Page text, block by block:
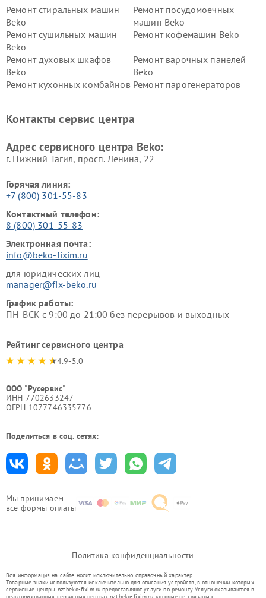
Мы принимаем
все формы оплаты
Ремонт стиральных машин
Beko
Ремонт посудомоечных
машин Beko
Ремонт сушильных машин
Beko
Ремонт кофемашин Beko
Ремонт духовых шкафов
Beko
Ремонт варочных панелей
Beko
Ремонт кухонных комбайнов Ремонт парогенераторов
Ремонт холодильников Beko Ремонт морозильных камер
Контакты сервис центра
Адрес сервисного центра Beko:
г. Нижний Тагил, просп. Ленина, 22
Горячая линия:
+7 (800) 301-55-83
Контактный телефон:
8 (800) 301-55-83
Электронная почта:
info@beko-fixim.ru
для юридических лиц
manager@fix-beko.ru
График работы:
ПН-ВСК с 9:00 до 21:00 без перерывов и выходных
Рейтинг сервисного центра
4.9-5.0
ООО "Русервис"
ИНН 7702633247
ОГРН 1077746335776
Поделиться в соц. сетях:
Политика конфиденциальности
Вся информация на сайте носит исключительно справочный характер.
Товарные знаки используются исключительно для описания устройств, в отношении которых
сервисные центры nzt.beko-fixim.ru предоставляют услуги по ремонту. Услуги оказываются в
неавторизованных сервисных центрах nzt.beko-fixim.ru, которые не связаны с